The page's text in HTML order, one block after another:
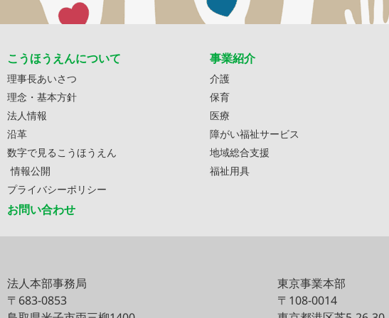
こうほうえんについて
理事長あいさつ
理念・基本方針
法人情報
沿革
数字で見るこうほうえん
情報公開
プライバシーポリシー
お問い合わせ
事業紹介
介護
保育
医療
障がい福祉サービス
地域総合支援
福祉用具
法人本部事務局
〒683-0853
東京事業本部
〒108-0014